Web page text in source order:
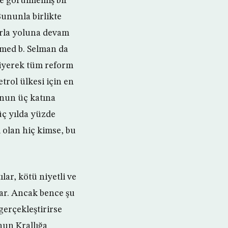
birlikte
yoluna devam
b. Selman da
tüm reform
ülkesi için en
üç katına
yılda yüzde
olan hiç kimse, bu
kötü niyetli ve
Ancak bence şu
Krallığa